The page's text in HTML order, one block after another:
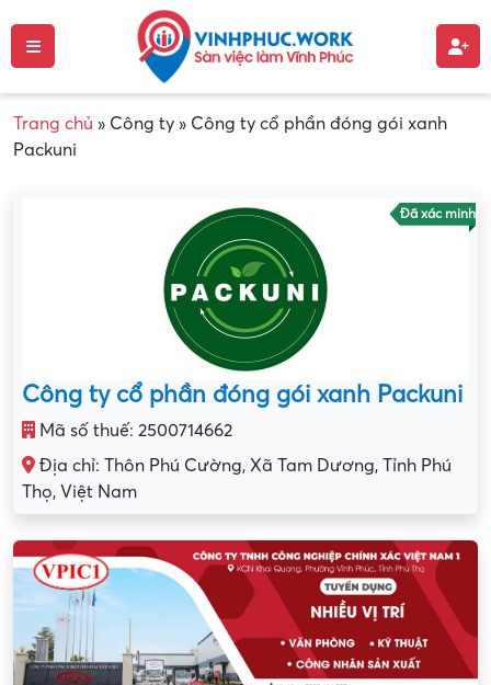
Trang chủ » Công ty » Công ty cổ phần đóng gói xanh
Packuni
Đã xác minh
Công ty cổ phần đóng gói xanh Packuni
Mã số thuế: 2500714662
Địa chỉ: Thôn Phú Cường, Xã Tam Dương, Tỉnh Phú
Thọ, Việt Nam